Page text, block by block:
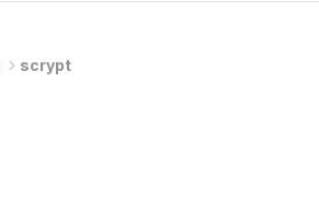
scrypt